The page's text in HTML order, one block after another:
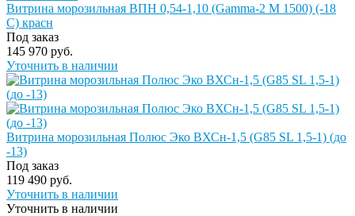
Витрина морозильная ВПН 0,54-1,10 (Gamma-2 M 1500) (-18
С) красн
Под заказ
145 970 руб.
Уточнить в наличии
Витрина морозильная Полюс Эко ВХСн-1,5 (G85 SL 1,5-1) (до
-13)
Под заказ
119 490 руб.
Уточнить в наличии
Уточнить в наличии